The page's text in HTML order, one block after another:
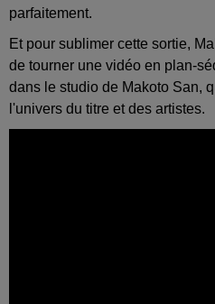
parfaitement.
Et pour sublimer cette sortie,
de tourner une vidéo en plan-
dans le studio de Makoto San,
l'univers du titre et des artistes.